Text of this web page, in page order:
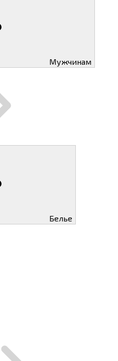
Мужчинам
Белье